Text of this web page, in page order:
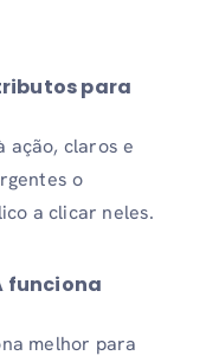
para
ação, claros e
o
a clicar neles.
funciona
melhor para